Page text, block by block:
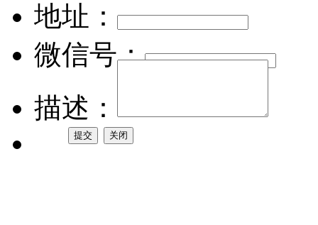
地址：
微信号：
描述：